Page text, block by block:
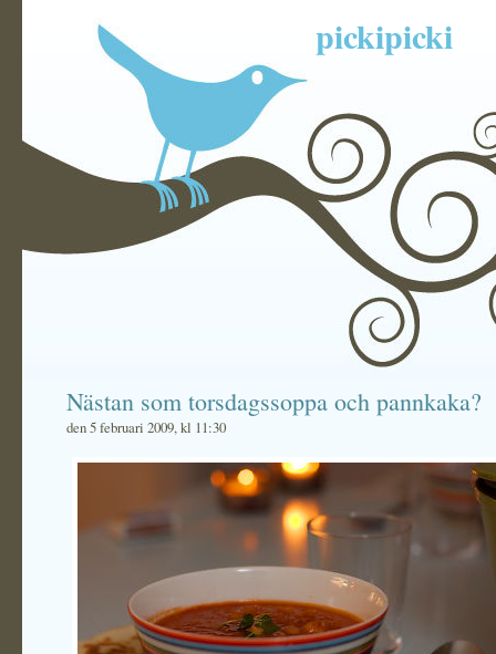
pickipicki
Nästan som torsdagssoppa och pannkaka?
den 5 februari 2009, kl 11:30